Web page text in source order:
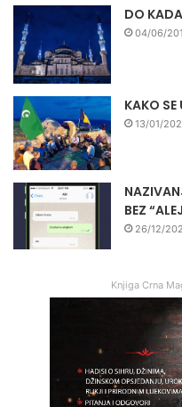
DO
04/06/
KAKO SE
13/01/
BEZ
26/12/
Knjiga Crna